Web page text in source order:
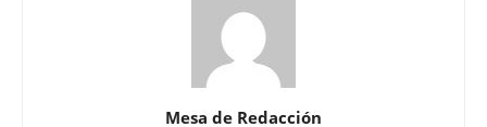
Mesa de Redacción